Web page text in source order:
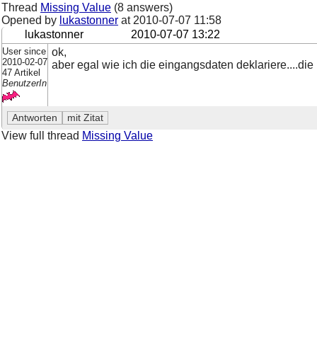
Thread Missing Value (8 answers)
Opened by lukastonner at 2010-07-07 11:58
lukastonner
2010-07-07 13:22
User since
2010-02-07
47 Artikel
BenutzerIn
ok,
aber egal wie ich die eingangsdaten
View full thread Missing Value